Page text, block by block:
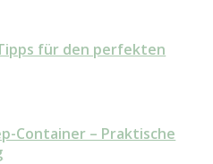
für den perfekten
Container – Praktische